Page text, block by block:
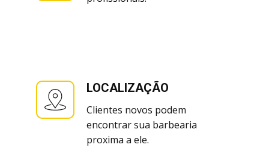
LOCALIZAÇÃO
Clientes novos podem
encontrar sua barbearia
proxima a ele.